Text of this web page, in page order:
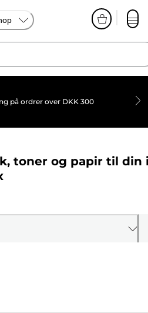
på ordrer over DKK 300
toner og papir til din